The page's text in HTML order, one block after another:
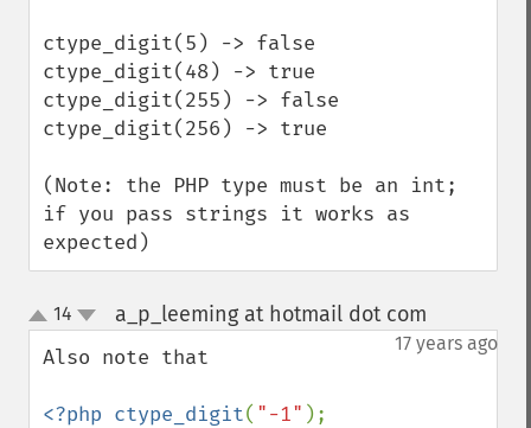
ctype_digit(5) -> false
ctype_digit(48) -> true
ctype_digit(255) -> false
ctype_digit(256) -> true
(Note: the PHP type must be an int;
if you pass strings it works as
expected)
up
down
14 a_p_leeming at hotmail dot com
17 years ago
Also note that
<?php ctype_digit( "-1"